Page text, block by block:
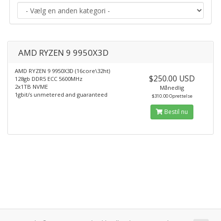
AMD RYZEN 9 9950X3D
AMD RYZEN 9 9950X3D (16core\32ht)
128gb DDR5 ECC 5600MHz
2x1TB NVME
1gbit/s unmetered and guaranteed
$250.00 USD
Månedlig
$310.00 Oprettelse
Bestil nu